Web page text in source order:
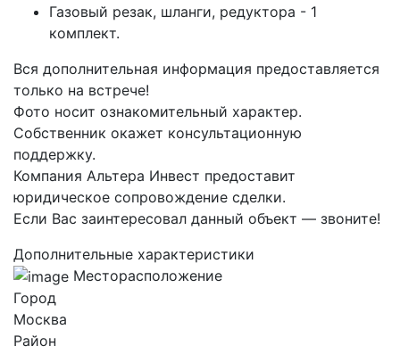
Газовый резак, шланги, редуктора - 1
комплект.
Вся дополнительная информация предоставляется
только на встрече!
Фото носит ознакомительный характер.
Собственник окажет консультационную
поддержку.
Компания Альтера Инвест предоставит
юридическое сопровождение сделки.
Если Вас заинтересовал данный объект — звоните!
Дополнительные характеристики
Месторасположение
Город
Москва
Район